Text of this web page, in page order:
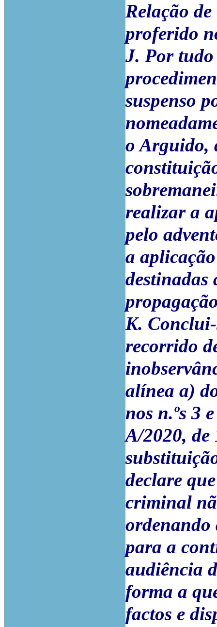
Relação
proferido
J. Por tudo
suspenso
o Arguido,
realizar a
pelo
a
destinadas
K. Conclui-
recorrido
alínea a)
nos n.ºs 3
A/2020, de
declare
criminal
ordenando
para a
audiência
forma a
factos e